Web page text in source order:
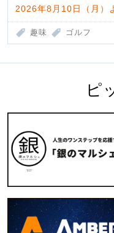
2026年8月10日（月）
趣味 ゴルフ
ピ